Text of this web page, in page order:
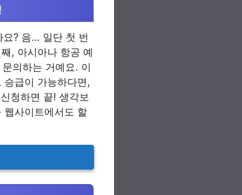
요? 음… 일단 첫 번
, 아시아나 항공 예
의하는 거예요. 이
급이 가능하다면,
청하면 끝! 생각보
웹사이트에서도 할